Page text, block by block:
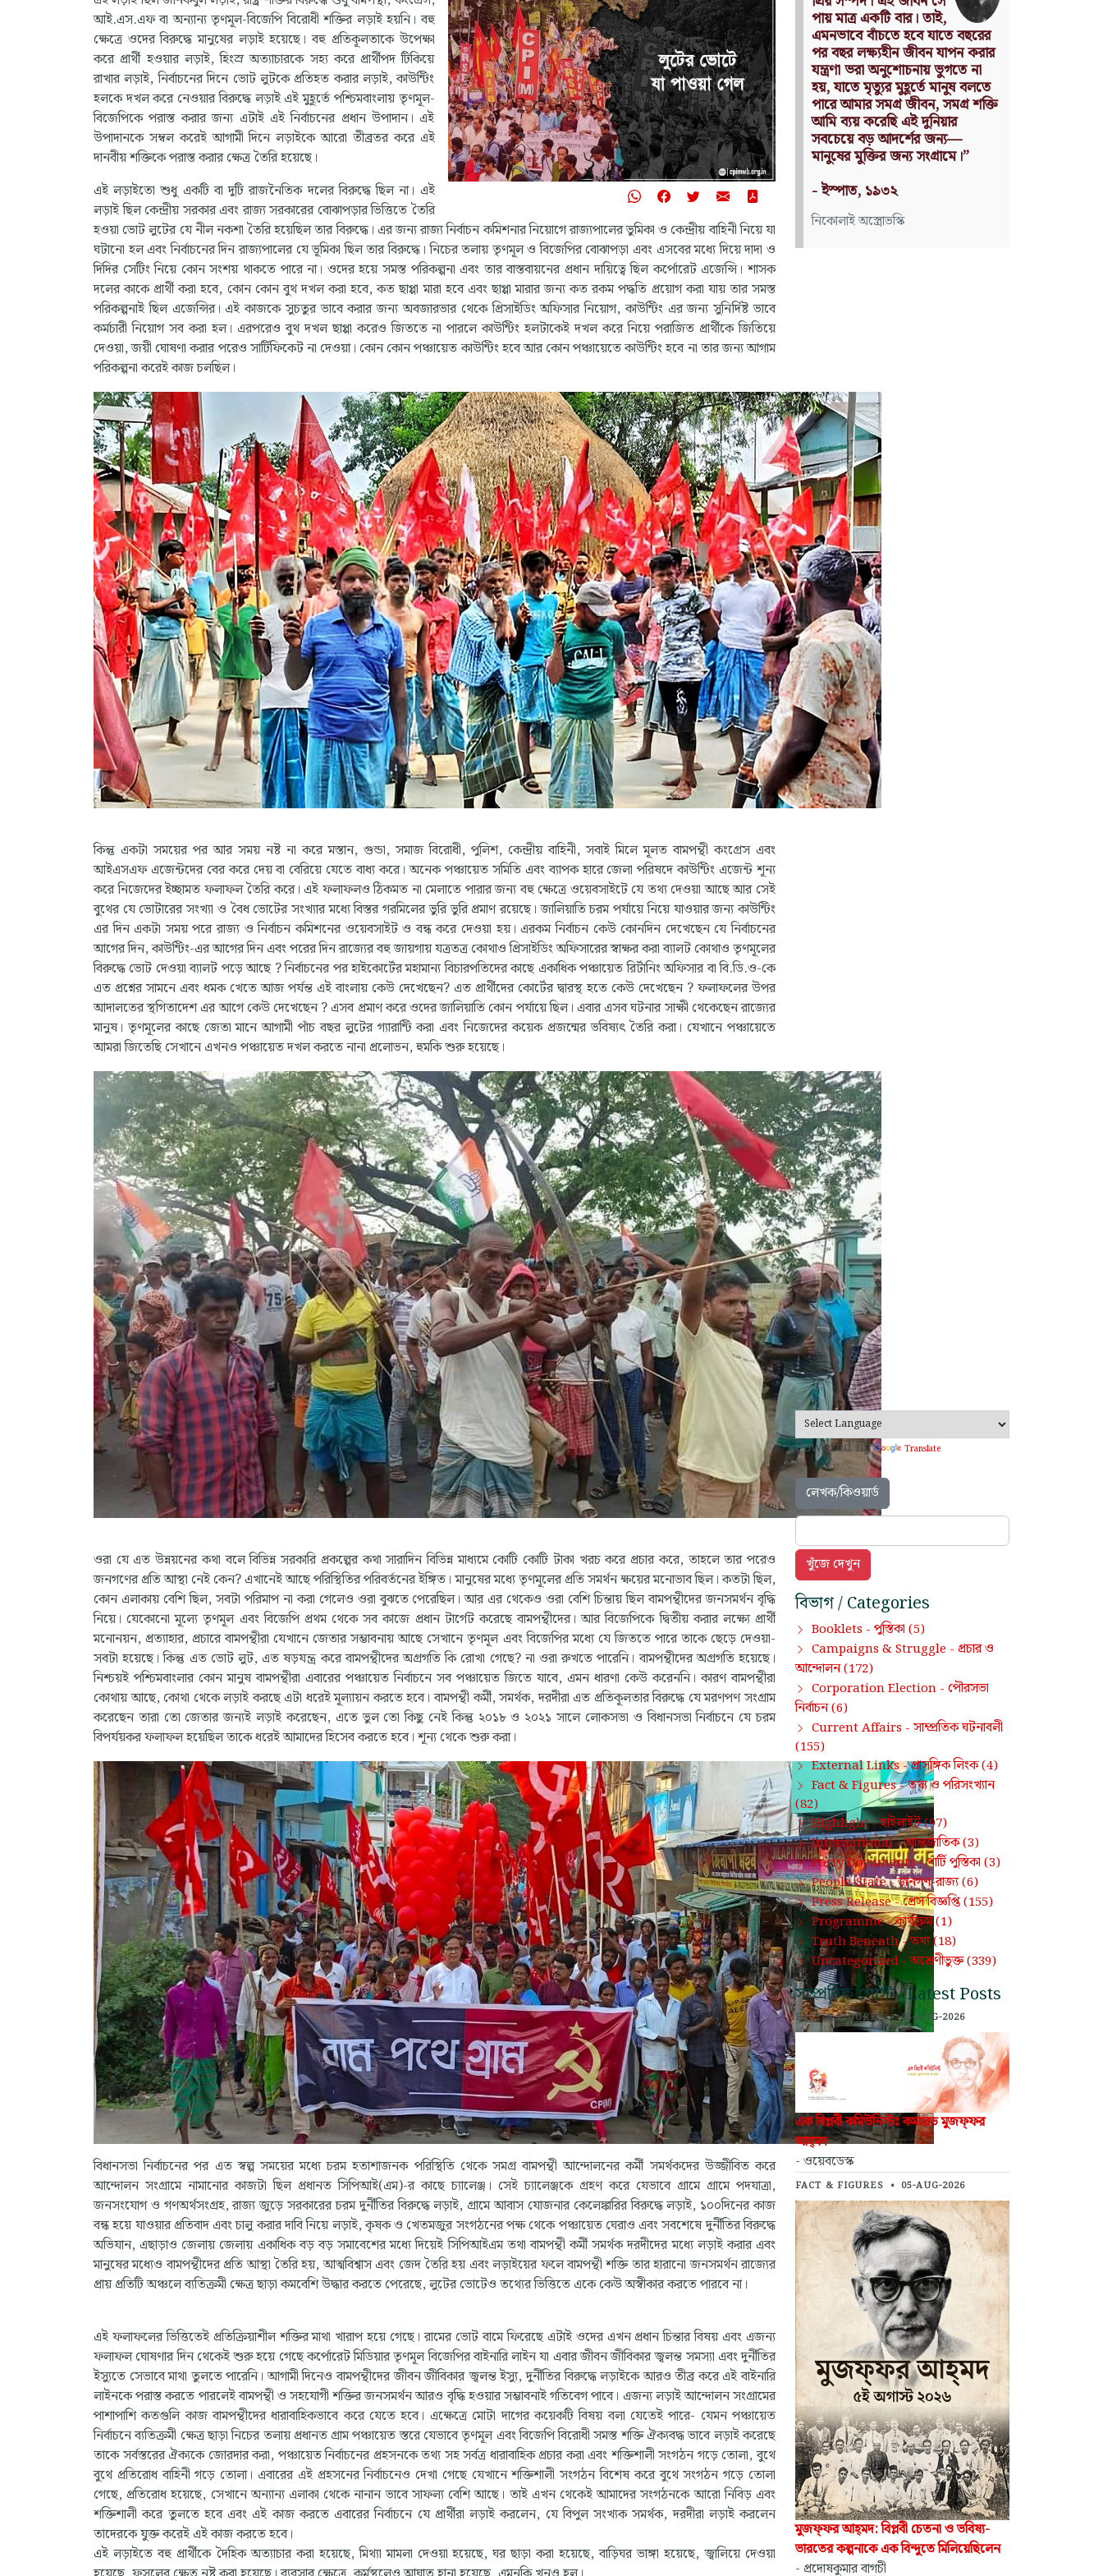
আই.এস.এফ বা অন্যান্য তৃণমূল-বিজেপি বিরোধী শক্তির লড়াই হয়নি। বহু
ক্ষেত্রে ওদের বিরুদ্ধে মানুষের লড়াই হয়েছে। বহু প্রতিকূলতাকে উপেক্ষা
করে প্রার্থী হওয়ার লড়াই, হিংস্র অত্যাচারকে সহ্য করে প্রার্থীপদ টিকিয়ে
রাখার লড়াই, নির্বাচনের দিনে ভোট লুটকে প্রতিহত করার লড়াই, কাউন্টিং
হলকে দখল করে নেওয়ার বিরুদ্ধে লড়াই এই মুহূর্তে পশ্চিমবাংলায় তৃণমূল-
বিজেপিকে পরাস্ত করার জন্য এটাই এই নির্বাচনের প্রধান উপাদান। এই
উপাদানকে সম্বল করেই আগামী দিনে লড়াইকে আরো তীব্রতর করে এই
দানবীয় শক্তিকে পরাস্ত করার ক্ষেত্র তৈরি হয়েছে।
এই লড়াইতো শুধু একটি বা দুটি রাজনৈতিক দলের বিরুদ্ধে ছিল না। এই
লড়াই ছিল কেন্দ্রীয় সরকার এবং রাজ্য সরকারের বোঝাপড়ার ভিত্তিতে তৈরি
হওয়া ভোট লুটের যে নীল নকশা তৈরি হয়েছিল তার বিরুদ্ধে। এর জন্য রাজ্য নির্বাচন কমিশনার নিয়োগে রাজ্যপালের ভুমিকা ও কেন্দ্রীয় বাহিনী নিয়ে যা
ঘটানো হল এবং নির্বাচনের দিন রাজ্যপালের যে ভূমিকা ছিল তার বিরুদ্ধে। নিচের তলায় তৃণমূল ও বিজেপির বোঝাপড়া এবং এসবের মধ্যে দিয়ে দাদা ও
দিদির সেটিং নিয়ে কোন সংশয় থাকতে পারে না। ওদের হয়ে সমস্ত পরিকল্পনা এবং তার বাস্তবায়নের প্রধান দায়িত্বে ছিল কর্পোরেট এজেন্সি। শাসক
দলের কাকে প্রার্থী করা হবে, কোন কোন বুথ দখল করা হবে, কত ছাপ্পা মারা হবে এবং ছাপ্পা মারার জন্য কত রকম পদ্ধতি প্রয়োগ করা যায় তার সমস্ত
পরিকল্পনাই ছিল এজেন্সির। এই কাজকে সুচতুর ভাবে করার জন্য অবজারভার থেকে প্রিসাইডিং অফিসার নিয়োগ, কাউন্টিং এর জন্য সুনির্দিষ্ট ভাবে
কর্মচারী নিয়োগ সব করা হল। এরপরেও বুথ দখল ছাপ্পা করেও জিততে না পারলে কাউন্টিং হলটাকেই দখল করে নিয়ে পরাজিত প্রার্থীকে জিতিয়ে
দেওয়া, জয়ী ঘোষণা করার পরেও সার্টিফিকেট না দেওয়া। কোন কোন পঞ্চায়েত কাউন্টিং হবে আর কোন পঞ্চায়েতে কাউন্টিং হবে না তার জন্য আগাম
পরিকল্পনা করেই কাজ চলছিল।
কিন্তু একটা সময়ের পর আর সময় নষ্ট না করে মস্তান, গুন্ডা, সমাজ বিরোধী, পুলিশ, কেন্দ্রীয় বাহিনী, সবাই মিলে মূলত বামপন্থী কংগ্রেস এবং
আইএসএফ এজেন্টদের বের করে দেয় বা বেরিয়ে যেতে বাধ্য করে। অনেক পঞ্চায়েত সমিতি এবং ব্যাপক হারে জেলা পরিষদে কাউন্টিং এজেন্ট শূন্য
করে নিজেদের ইচ্ছামত ফলাফল তৈরি করে। এই ফলাফলও ঠিকমত না মেলাতে পারার জন্য বহু ক্ষেত্রে ওয়েবসাইটে যে তথ্য দেওয়া আছে আর সেই
বুথের যে ভোটারের সংখ্যা ও বৈধ ভোটের সংখ্যার মধ্যে বিস্তর গরমিলের ভুরি ভুরি প্রমাণ রয়েছে। জালিয়াতি চরম পর্যায়ে নিয়ে যাওয়ার জন্য কাউন্টিং
এর দিন একটা সময় পরে রাজ্য ও নির্বাচন কমিশনের ওয়েবসাইট ও বন্ধ করে দেওয়া হয়। এরকম নির্বাচন কেউ কোনদিন দেখেছেন যে নির্বাচনের
আগের দিন, কাউন্টিং-এর আগের দিন এবং পরের দিন রাজ্যের বহু জায়গায় যত্রতত্র কোথাও প্রিসাইডিং অফিসারের স্বাক্ষর করা ব্যালট কোথাও তৃণমূলের
বিরুদ্ধে ভোট দেওয়া ব্যালট পড়ে আছে ? নির্বাচনের পর হাইকোর্টের মহামান্য বিচারপতিদের কাছে একাধিক পঞ্চায়েত রির্টানিং অফিসার বা বি.ডি.ও-কে
এত প্রশ্নের সামনে এবং ধমক খেতে আজ পর্যন্ত এই বাংলায় কেউ দেখেছেন? এত প্রার্থীদের কোর্টের দ্বারস্থ হতে কেউ দেখেছেন ? ফলাফলের উপর
আদালতের স্থগিতাদেশ এর আগে কেউ দেখেছেন ? এসব প্রমাণ করে ওদের জালিয়াতি কোন পর্যায়ে ছিল। এবার এসব ঘটনার সাক্ষী থেকেছেন রাজ্যের
মানুষ। তৃণমূলের কাছে জেতা মানে আগামী পাঁচ বছর লুটের গ্যারান্টি করা এবং নিজেদের কয়েক প্রজন্মের ভবিষ্যৎ তৈরি করা। যেখানে পঞ্চায়েতে
আমরা জিতেছি সেখানে এখনও পঞ্চায়েত দখল করতে নানা প্রলোভন, হুমকি শুরু হয়েছে।
ওরা যে এত উন্নয়নের কথা বলে বিভিন্ন সরকারি প্রকল্পের কথা সারাদিন বিভিন্ন মাধ্যমে কোটি কোটি টাকা খরচ করে প্রচার করে, তাহলে তার পরেও
জনগণের প্রতি আস্থা নেই কেন? এখানেই আছে পরিস্থিতির পরিবর্তনের ইঙ্গিত। মানুষের মধ্যে তৃণমূলের প্রতি সমর্থন ক্ষয়ের মনোভাব ছিল। কতটা ছিল,
কোন এলাকায় বেশি ছিল, সবটা পরিমাপ না করা গেলেও ওরা বুঝতে পেরেছিল। আর এর থেকেও ওরা বেশি চিন্তায় ছিল বামপন্থীদের জনসমর্থন বৃদ্ধি
নিয়ে। যেকোনো মূল্যে তৃণমূল এবং বিজেপি প্রথম থেকে সব কাজে প্রধান টার্গেট করেছে বামপন্থীদের। আর বিজেপিকে দ্বিতীয় করার লক্ষ্যে প্রার্থী
মনোনয়ন, প্রত্যাহার, প্রচারে বামপন্থীরা যেখানে জেতার সম্ভাবনায় আছে সেখানে তৃণমূল এবং বিজেপির মধ্যে যে জিততে পারে তাকে ছেড়ে দেওয়া-
সবটা হয়েছে। কিন্তু এত ভোট লুট, এত ষড়যন্ত্র করে বামপন্থীদের অগ্রগতি কি রোখা গেছে? না ওরা রুখতে পারেনি। বামপন্থীদের অগ্রগতি হয়েছে।
নিশ্চয়ই পশ্চিমবাংলার কোন মানুষ বামপন্থীরা এবারের পঞ্চায়েত নির্বাচনে সব পঞ্চায়েত জিতে যাবে, এমন ধারণা কেউ করেননি। কারণ বামপন্থীরা
কোথায় আছে, কোথা থেকে লড়াই করছে এটা ধরেই মূল্যায়ন করতে হবে। বামপন্থী কর্মী, সমর্থক, দরদীরা এত প্রতিকূলতার বিরুদ্ধে যে মরণপণ সংগ্রাম
করেছেন তারা তো জেতার জন্যই লড়াই করেছেন, এতে ভুল তো কিছু নেই কিন্তু ২০১৮ ও ২০২১ সালে লোকসভা ও বিধানসভা নির্বাচনে যে চরম
বিপর্যয়কর ফলাফল হয়েছিল তাকে ধরেই আমাদের হিসেব করতে হবে। শূন্য থেকে শুরু করা।
বিধানসভা নির্বাচনের পর এত স্বল্প সময়ের মধ্যে চরম হতাশাজনক পরিস্থিতি থেকে সমগ্র বামপন্থী আন্দোলনের কর্মী সমর্থকদের উজ্জীবিত করে
আন্দোলন সংগ্রামে নামানোর কাজটা ছিল প্রধানত সিপিআই(এম)-র কাছে চ্যালেঞ্জ। সেই চ্যালেঞ্জকে গ্রহণ করে যেভাবে গ্রামে গ্রামে পদযাত্রা,
জনসংযোগ ও গণঅর্থসংগ্রহ, রাজ্য জুড়ে সরকারের চরম দুর্নীতির বিরুদ্ধে লড়াই, গ্রামে আবাস যোজনার কেলেঙ্কারির বিরুদ্ধে লড়াই, ১০০দিনের কাজ
বন্ধ হয়ে যাওয়ার প্রতিবাদ এবং চালু করার দাবি নিয়ে লড়াই, কৃষক ও খেতমজুর সংগঠনের পক্ষ থেকে পঞ্চায়েত ঘেরাও এবং সবশেষে দুর্নীতির বিরুদ্ধে
অভিযান, এছাড়াও জেলায় জেলায় একাধিক বড় বড় সমাবেশের মধ্যে দিয়েই সিপিআইএম তথা বামপন্থী কর্মী সমর্থক দরদীদের মধ্যে লড়াই করার এবং
মানুষের মধ্যেও বামপন্থীদের প্রতি আস্থা তৈরি হয়, আত্মবিশ্বাস এবং জেদ তৈরি হয় এবং লড়াইয়ের ফলে বামপন্থী শক্তি তার হারানো জনসমর্থন রাজ্যের
প্রায় প্রতিটি অঞ্চলে ব্যতিক্রমী ক্ষেত্র ছাড়া কমবেশি উদ্ধার করতে পেরেছে, লুটের ভোটেও তথ্যের ভিত্তিতে একে কেউ অস্বীকার করতে পারবে না।
এই ফলাফলের ভিত্তিতেই প্রতিক্রিয়াশীল শক্তির মাথা খারাপ হয়ে গেছে। রামের ভোট বামে ফিরেছে এটাই ওদের এখন প্রধান চিন্তার বিষয় এবং এজন্য
ফলাফল ঘোষণার দিন থেকেই শুরু হয়ে গেছে কর্পোরেট মিডিয়ার তৃণমূল বিজেপির বাইনারি লাইন যা এবার জীবন জীবিকার জ্বলন্ত সমস্যা এবং দুর্নীতির
ইস্যুতে সেভাবে মাথা তুলতে পারেনি। আগামী দিনেও বামপন্থীদের জীবন জীবিকার জ্বলন্ত ইস্যু, দুর্নীতির বিরুদ্ধে লড়াইকে আরও তীব্র করে এই বাইনারি
লাইনকে পরাস্ত করতে পারলেই বামপন্থী ও সহযোগী শক্তির জনসমর্থন আরও বৃদ্ধি হওয়ার সম্ভাবনাই গতিবেগ পাবে। এজন্য লড়াই আন্দোলন সংগ্রামের
পাশাপাশি কতগুলি কাজ বামপন্থীদের ধারাবাহিকভাবে করে যেতে হবে। এক্ষেত্রে মোটা দাগের কয়েকটি বিষয় বলা যেতেই পারে- যেমন পঞ্চায়েত
নির্বাচনে ব্যতিক্রমী ক্ষেত্র ছাড়া নিচের তলায় প্রধানত গ্রাম পঞ্চায়েত স্তরে যেভাবে তৃণমূল এবং বিজেপি বিরোধী সমস্ত শক্তি ঐক্যবদ্ধ ভাবে লড়াই করেছে
তাকে সর্বস্তরের ঐক্যকে জোরদার করা, পঞ্চায়েত নির্বাচনের প্রহসনকে তথ্য সহ সর্বত্র ধারাবাহিক প্রচার করা এবং শক্তিশালী সংগঠন গড়ে তোলা, বুথে
বুথে প্রতিরোধ বাহিনী গড়ে তোলা। এবারের এই প্রহসনের নির্বাচনেও দেখা গেছে যেখানে শক্তিশালী সংগঠন বিশেষ করে বুথে সংগঠন গড়ে তোলা
গেছে, প্রতিরোধ হয়েছে, সেখানে অন্যান্য এলাকা থেকে নানান ভাবে সাফল্য বেশি আছে। তাই এখন থেকেই আমাদের সংগঠনকে আরো নিবিড় এবং
শক্তিশালী করে তুলতে হবে এবং এই কাজ করতে এবারের নির্বাচনে যে প্রার্থীরা লড়াই করলেন, যে বিপুল সংখ্যক সমর্থক, দরদীরা লড়াই করলেন
তাদেরকে যুক্ত করেই এই কাজ করতে হবে।
এই লড়াইতে বহু প্রার্থীকে দৈহিক অত্যাচার করা হয়েছে, মিথ্যা মামলা দেওয়া হয়েছে, ঘর ছাড়া করা হয়েছে, বাড়িঘর ভাঙ্গা হয়েছে, জ্বালিয়ে দেওয়া
utility.
Source: Das Kapital
(Volume I, Chapter 1)
কার্ল মার্কস
Powered by Translate
লেখক/কিওয়ার্ড
বিভাগ / Categories
Booklets - পুস্তিকা (5)
Campaigns & Struggle - প্রচার ও
আন্দোলন(172)
Corporation Election - পৌরসভা
নির্বাচন(6)
Current Affairs - সাম্প্রতিক ঘটনাবলী
(155)
External Links -প্রাসঙ্গিক লিংক(4)
Fact & Figures -তথ্য ও পরিসংখ্যান
(82)
Highlight -হাইলাইট(97)
International -আন্তর্জাতিক(3)
Party Documents -পার্টি পুস্তিকা (3)
People-State -জনগণ-রাজ্য(6)
Press Release -প্রেস বিজ্ঞপ্তি(155)
Programme -কার্যক্রম(1)
Truth Beneath -তথ্য(18)
Uncategorized -অশ্রেণীভুক্ত(339)
সাম্প্রতিক পোস্ট / Latest Posts
FACT & FIGURES • 05-AUG-2026
এক বিপ্লবী কমিউনিস্টঃ কমরেড মুজফ্‌ফর
আহ্‌মদ
- ওয়েবডেস্ক
FACT & FIGURES • 05-AUG-2026
মুজফ্‌ফর আহ্‌মদ: বিপ্লবী চেতনা ও ভবিষ্য-
ভারতের কল্পনাকে এক বিন্দুতে মিলিয়েছিলেন
- প্রদোষকুমার বাগচী